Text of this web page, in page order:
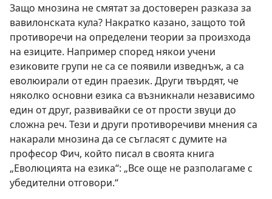
Защо мнозина не смятат за достоверен разказа за
вавилонската кула? Накратко казано, защото той
противоречи на определени теории за произхода
на езиците. Например според някои учени
езиковите групи не са се появили изведнъж, а са
еволюирали от един праезик. Други твърдят, че
няколко основни езика са възникнали независимо
един от друг, развивайки се от прости звуци до
сложна реч. Тези и други противоречиви мнения са
накарали мнозина да се съгласят с думите на
професор Фич, който писал в своята книга
„Еволюцията на езика“: „Все още не разполагаме с
убедителни отговори.“